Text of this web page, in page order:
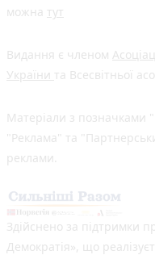
можна тут
Видання є членом
України та Всесвітньої
Матеріали з позначками
"Реклама" та
реклами.
Здійснено за підтримки
Демократія», що